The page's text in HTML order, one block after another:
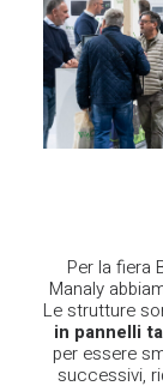
Per la fiera
Manaly
Le strutture
in pannelli
per essere
successivi,